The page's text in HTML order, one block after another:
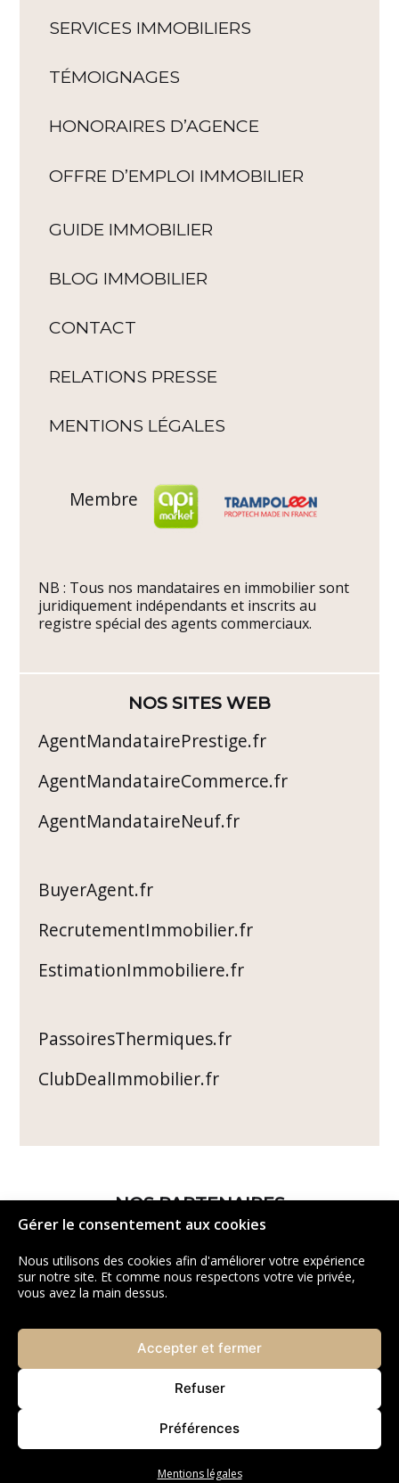
Gérer le consentement aux cookies
Nous utilisons des cookies afin d'améliorer votre expérience
sur notre site. Et comme nous respectons votre vie privée,
vous avez la main dessus.
Accepter et fermer
Refuser
Préférences
Mentions légales
SERVICES IMMOBILIERS
TÉMOIGNAGES
HONORAIRES D’AGENCE
OFFRE D’EMPLOI IMMOBILIER
GUIDE IMMOBILIER
BLOG IMMOBILIER
CONTACT
RELATIONS PRESSE
MENTIONS LÉGALES
Membre
NB : Tous nos mandataires en immobilier sont
juridiquement indépendants et inscrits au
registre spécial des agents commerciaux.
NOS SITES WEB
AgentMandatairePrestige.fr
AgentMandataireCommerce.fr
AgentMandataireNeuf.fr
BuyerAgent.fr
RecrutementImmobilier.fr
EstimationImmobiliere.fr
PassoiresThermiques.fr
ClubDealImmobilier.fr
NOS PARTENAIRES